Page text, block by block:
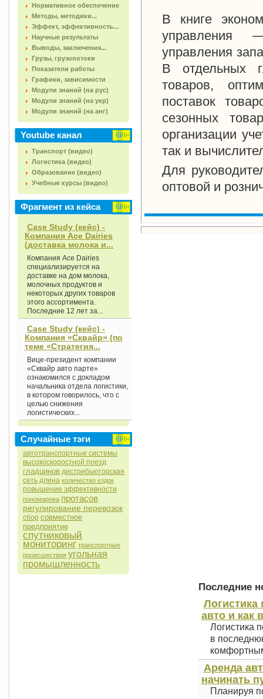
Нормативное обеспечение
Методы, методики...
Эффект, эффективность...
Научные результаты
Выводы, заключения...
Грузы, грузопотоки
Показатели работы
Графики, зависимости
Модули знаний (на рус)
Модули знаний (на укр)
Модули знаний (на анг)
Youtube канал
Транспорт (видео)
Логистика (видео)
Образование (видео)
Учебные курсы (видео)
Фрагмент из кейса
Case Study (кейс) -
Компания Асе Dairies
(доставка молока и...
Компания Асе Dairies
специализируется на
доставке на дом молока,
молочных продуктов и
некоторых других товаров
этого ассортимента.
Последние 12 лет за...
Case Study (кейс) -
Компания «Сквайр» (по
теме «Стратегия...
Вице-президент компании
«Сквайр авто парте»
ознакомился с докладом
начальника отдела логистики,
в котором говорилось, что с
целью снижения
логистических...
Случайные тэги
автотранспортные системы
высокоскоростной поезд
гладцинов дистрибьюторская
сеть длина количество ездок
повышение эффективности
пономарева протасов
регулирование перевозок
сбор совместное
предприятие
спутниковый
мониторинг транспортные
происшествия угольная
промышленность
В книге
управления
управления
В отдельных
товаров,
поставок
сезонных
организации
так и
Для
оптовой и
Последние
Логистика
авто и как
Логистика
в
Аренда
начинать
Планируя